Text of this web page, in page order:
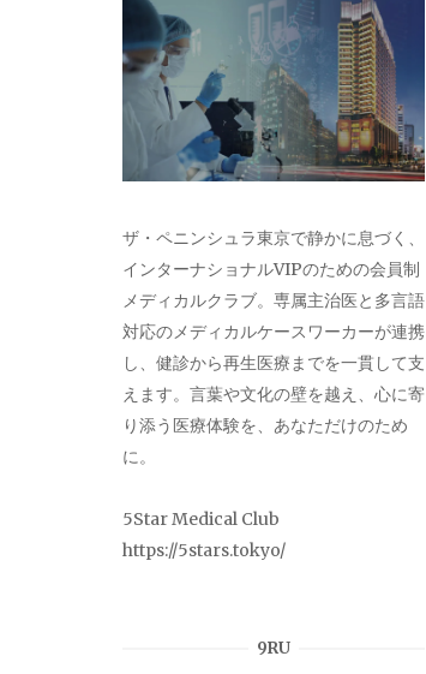
ザ・ペニンシュラ東京で静かに息づく、
インターナショナルVIPのための会員制
メディカルクラブ。専属主治医と多言語
対応のメディカルケースワーカーが連携
し、健診から再生医療までを一貫して支
えます。言葉や文化の壁を越え、心に寄
り添う医療体験を、あなただけのため
に。
5Star Medical Club
https://5stars.tokyo/
9RU